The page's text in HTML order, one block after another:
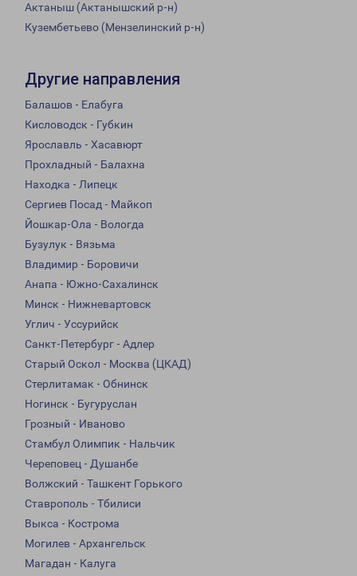
Актаныш (Актанышский р-н)
Кузембетьево (Мензелинский р-н)
Другие направления
Балашов - Елабуга
Кисловодск - Губкин
Ярославль - Хасавюрт
Прохладный - Балахна
Находка - Липецк
Сергиев Посад - Майкоп
Йошкар-Ола - Вологда
Бузулук - Вязьма
Владимир - Боровичи
Анапа - Южно-Сахалинск
Минск - Нижневартовск
Углич - Уссурийск
Санкт-Петербург - Адлер
Старый Оскол - Москва (ЦКАД)
Стерлитамак - Обнинск
Ногинск - Бугуруслан
Грозный - Иваново
Стамбул Олимпик - Нальчик
Череповец - Душанбе
Волжский - Ташкент Горького
Ставрополь - Тбилиси
Выкса - Кострома
Могилев - Архангельск
Магадан - Калуга